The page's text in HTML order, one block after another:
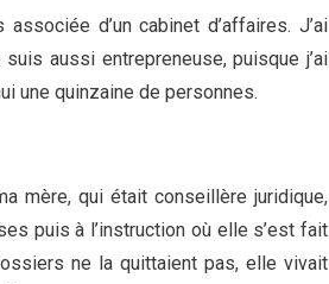
d’un cabinet d’affaires. J’ai
aussi entrepreneuse, puisque j’ai
une quinzaine de personnes.
mère, qui était conseillère juridique,
puis à l’instruction où elle s’est fait
ne la quittaient pas, elle vivait